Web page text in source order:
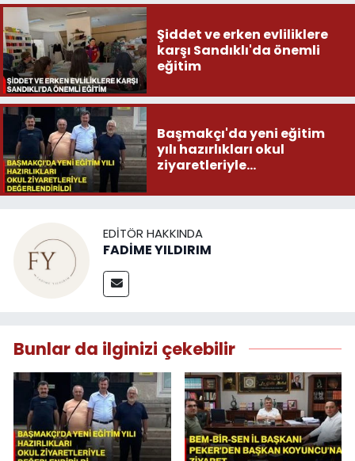
Şiddet ve erken evliliklere
karşı Sandıklı'da önemli
eğitim
Başmakçı'da yeni eğitim
yılı hazırlıkları okul
ziyaretleriyle
EDITÖR HAKKINDA
FADİME YILDIRIM
Bunlar da ilginizi çekebilir